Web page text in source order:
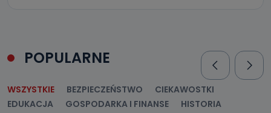
POPULARNE
WSZYSTKIE BEZPIECZEŃSTWO
CIEKAWOSTKI
EDUKACJA
GOSPODARKA I FINANSE
HISTORIA